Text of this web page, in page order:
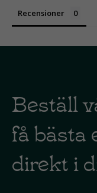
Recensioner
Beställ
få bästa
direkt i